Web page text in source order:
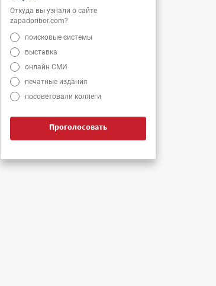
Откуда вы узнали о сайте
zapadpribor.com?
поисковые системы
выставка
онлайн СМИ
печатные издания
посоветовали коллеги
Проголосовать